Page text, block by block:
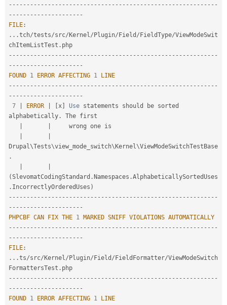
-- -- -- -- -- -- -- -- -- -- -- -- -- -- -- -- -- -- -- -- -- -- -- -- -- -- -- -- -- -
- -- -- -- -- -- -- -- -- -- --
FILE :
. . .tch/tests/src/Kernel /Plugin/Field /FieldType/ViewModeSwit
chItemListTest .
-- -- -- -- -- -- -- -- -- -- -- -- -- -- -- -- -- -- -- -- -- -- -- -- -- -- -- -- -- -
- -- -- -- -- -- -- -- -- -- --
FOUND 1 ERROR AFFECTING 1
LINE
-- -- -- -- -- -- -- -- -- -- -- -- -- -- -- -- -- -- -- -- -- -- -- -- -- -- -- -- -- -
- -- -- -- -- -- -- -- -- -- --
7
ERROR [x] Use statements should be sorted
alphabetically .
The first
     wrong one is
Drupal\Tests\view_mode_switch\Kernel \ViewModeSwitchTestBase
.
(SlevomatCodingStandard .Namespaces .AlphabeticallySortedUses
. IncorrectlyOrderedUses )
-- -- -- -- -- -- -- -- -- -- -- -- -- -- -- -- -- -- -- -- -- -- -- -- -- -- -- -- -- -
- -- -- -- -- -- -- -- -- -- --
PHPCBF CAN FIX THE 1 MARKED SNIFF VIOLATIONS AUTOMATICALLY
-- -- -- -- -- -- -- -- -- -- -- -- -- -- -- -- -- -- -- -- -- -- -- -- -- -- -- -- -- -
- -- -- -- -- -- -- -- -- -- --
FILE :
. . .ts/src/Kernel /Plugin/Field /FieldFormatter/ViewModeSwitch
FormattersTest .
-- -- -- -- -- -- -- -- -- -- -- -- -- -- -- -- -- -- -- -- -- -- -- -- -- -- -- -- -- -
- -- -- -- -- -- -- -- -- -- --
FOUND 1 ERROR AFFECTING 1
LINE